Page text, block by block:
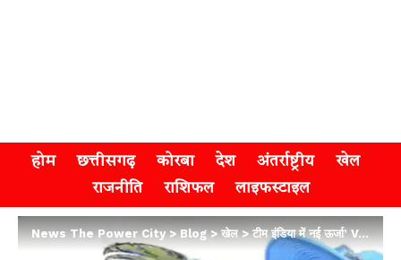
होम छत्तीसगढ़ कोरबा देश अंतर्राष्ट्रीय
खेल
राजनीति
राशिफल लाइफस्टाइल
News The Power City>Blog>खेल>टीम इंडिया में नई ऊर्जा’ Vaibhav Suryavanshi’ का चयन, श्रेयस अय्यर को मिली टी-20 टीम की जिम्मेदारी